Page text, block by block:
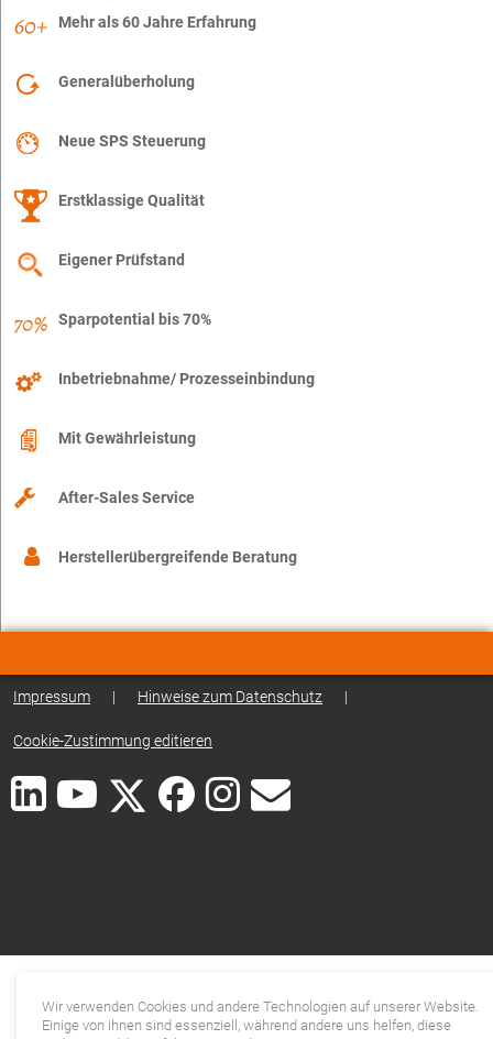
Mehr als 60 Jahre Erfahrung
Generalüberholung
Neue SPS Steuerung
Erstklassige Qualität
Eigener Prüfstand
Sparpotential bis 70%
Inbetriebnahme/ Prozesseinbindung
Mit Gewährleistung
After-Sales Service
Herstellerübergreifende Beratung
Impressum | Hinweise zum Datenschutz |
Cookie-Zustimmung editieren
Wir verwenden Cookies und andere Technologien auf unserer Website.
Einige von ihnen sind essenziell, während andere uns helfen, diese